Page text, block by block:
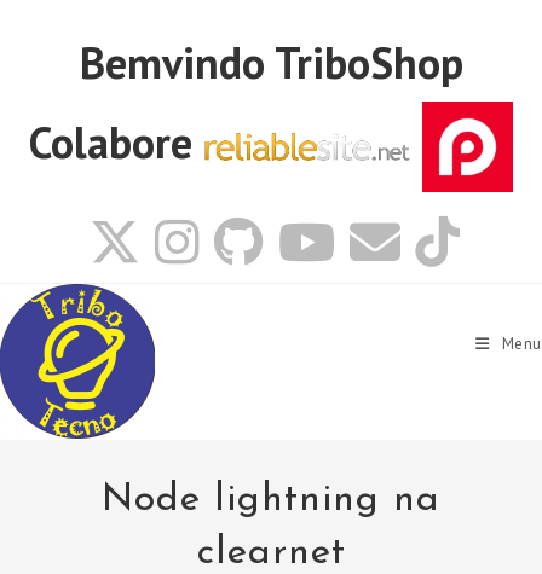
Bemvindo TriboShop
Colabore
Menu
Node lightning na
clearnet